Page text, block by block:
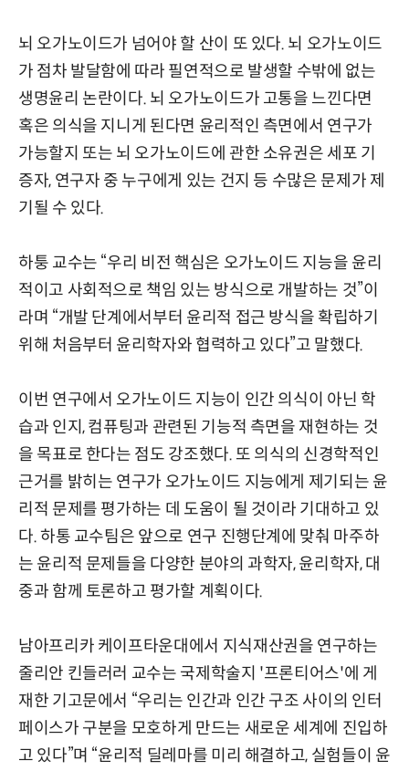
뇌 오가노이드가 넘어야 할 산이 또 있다. 뇌 오가노이드
가 점차 발달함에 따라 필연적으로 발생할 수밖에 없는
생명윤리 논란이다. 뇌 오가노이드가 고통을 느낀다면
혹은 의식을 지니게 된다면 윤리적인 측면에서 연구가
가능할지 또는 뇌 오가노이드에 관한 소유권은 세포 기
증자, 연구자 중 누구에게 있는 건지 등 수많은 문제가 제
기될 수 있다.
하퉁 교수는 “우리 비전 핵심은 오가노이드 지능을 윤리
적이고 사회적으로 책임 있는 방식으로 개발하는 것”이
라며 “개발 단계에서부터 윤리적 접근 방식을 확립하기
위해 처음부터 윤리학자와 협력하고 있다”고 말했다.
이번 연구에서 오가노이드 지능이 인간 의식이 아닌 학
습과 인지, 컴퓨팅과 관련된 기능적 측면을 재현하는 것
을 목표로 한다는 점도 강조했다. 또 의식의 신경학적인
근거를 밝히는 연구가 오가노이드 지능에게 제기되는 윤
리적 문제를 평가하는 데 도움이 될 것이라 기대하고 있
다. 하통 교수팀은 앞으로 연구 진행단계에 맞춰 마주하
는 윤리적 문제들을 다양한 분야의 과학자, 윤리학자, 대
중과 함께 토론하고 평가할 계획이다.
남아프리카 케이프타운대에서 지식재산권을 연구하는
줄리안 킨들러러 교수는 국제학술지 '프론티어스'에 게
재한 기고문에서 “우리는 인간과 인간 구조 사이의 인터
페이스가 구분을 모호하게 만드는 새로운 세계에 진입하
고 있다”며 “윤리적 딜레마를 미리 해결하고, 실험들이 윤